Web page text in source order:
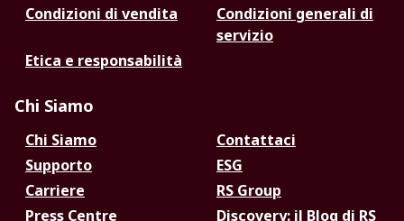
Condizioni di vendita
Condizioni generali di
servizio
Etica e responsabilità
Chi Siamo
Chi Siamo
Contattaci
Supporto
ESG
Carriere
RS Group
Press Centre
Discovery: il Blog di RS